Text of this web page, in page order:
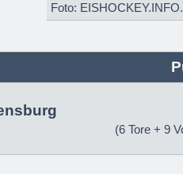
Foto: EISHOCKEY.INFO.
(6 Tore + 9